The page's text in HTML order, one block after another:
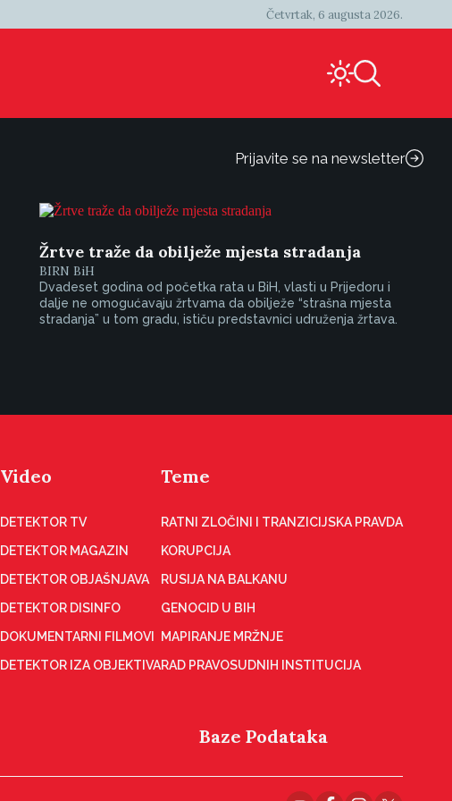
Četvrtak, 6 augusta 2026.
Prijavite se na newsletter
Žrtve traže da obilježe mjesta stradanja
BIRN BiH
Dvadeset godina od početka rata u BiH, vlasti u Prijedoru i
dalje ne omogućavaju žrtvama da obilježe “strašna mjesta
stradanja” u tom gradu, ističu predstavnici udruženja žrtava.
Video
DETEKTOR TV
DETEKTOR MAGAZIN
DETEKTOR OBJAŠNJAVA
DETEKTOR DISINFO
DOKUMENTARNI FILMOVI
DETEKTOR IZA OBJEKTIVA
Teme
RATNI ZLOČINI I TRANZICIJSKA PRAVDA
KORUPCIJA
RUSIJA NA BALKANU
GENOCID U BIH
MAPIRANJE MRŽNJE
RAD PRAVOSUDNIH INSTITUCIJA
Baze Podataka